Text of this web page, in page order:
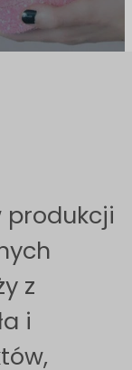
produkcji
z
i